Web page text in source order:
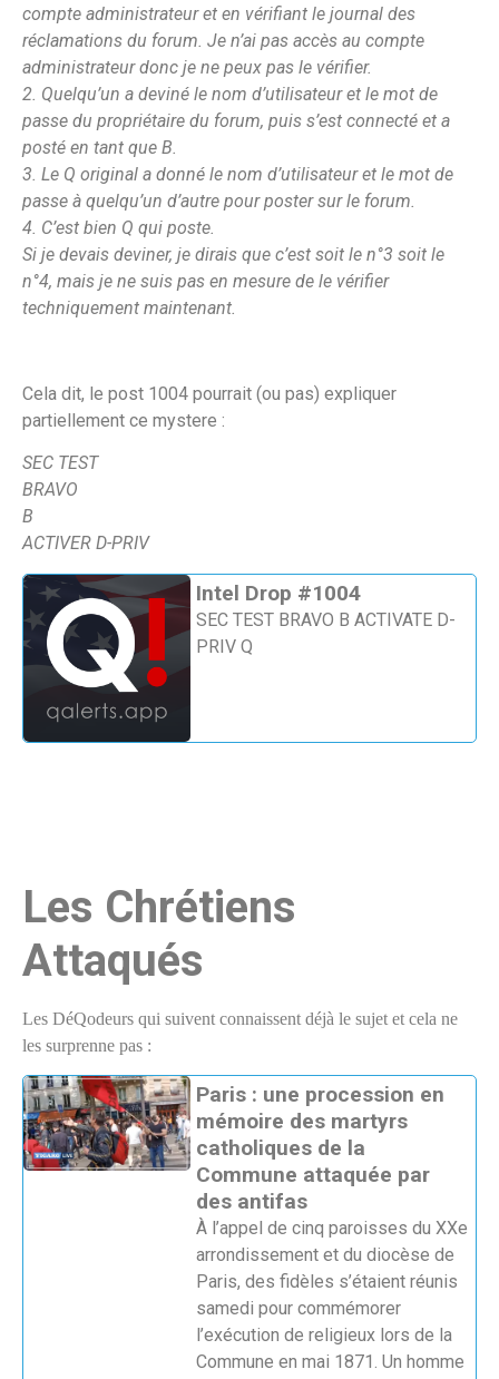
compte administrateur et en vérifiant le journal des
réclamations du forum. Je n’ai pas accès au compte
administrateur donc je ne peux pas le vérifier.
2. Quelqu’un a deviné le nom d’utilisateur et le mot de
passe du propriétaire du forum, puis s’est connecté et a
posté en tant que B.
3. Le Q original a donné le nom d’utilisateur et le mot de
passe à quelqu’un d’autre pour poster sur le forum.
4. C’est bien Q qui poste.
Si je devais deviner, je dirais que c’est soit le n°3 soit le
n°4, mais je ne suis pas en mesure de le vérifier
techniquement maintenant.
Cela dit, le post 1004 pourrait (ou pas) expliquer
partiellement ce mystere :
SEC TEST
BRAVO
B
ACTIVER D-PRIV
Intel Drop #1004
SEC TEST BRAVO B ACTIVATE D-
PRIV Q
Les Chrétiens
Attaqués
Les DéQodeurs qui suivent connaissent déjà le sujet et cela ne
les surprenne pas :
Paris : une procession en
mémoire des martyrs
catholiques de la
Commune attaquée par
des antifas
À l’appel de cinq paroisses du XXe
arrondissement et du diocèse de
Paris, des fidèles s’étaient réunis
samedi pour commémorer
l’exécution de religieux lors de la
Commune en mai 1871. Un homme